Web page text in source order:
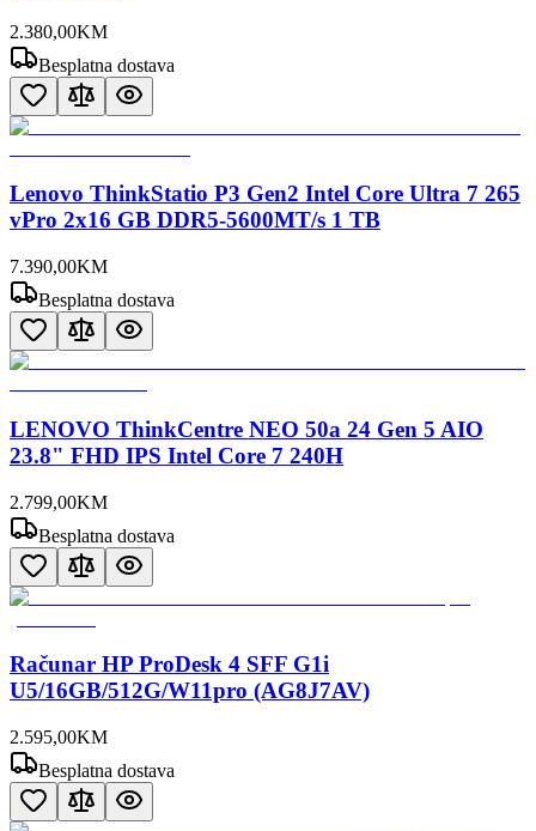
2.380,00KM
Besplatna dostava
Lenovo ThinkStatio P3 Gen2 Intel Core Ultra 7 265
vPro 2x16 GB DDR5-5600MT/s 1 TB
7.390,00KM
Besplatna dostava
LENOVO ThinkCentre NEO 50a 24 Gen 5 AIO
23.8" FHD IPS Intel Core 7 240H
2.799,00KM
Besplatna dostava
Računar HP ProDesk 4 SFF G1i
U5/16GB/512G/W11pro (AG8J7AV)
2.595,00KM
Besplatna dostava